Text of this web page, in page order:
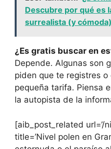
Descubre por qué es
surrealista (y
¿Es gratis buscar en
Depende. Algunas son
piden que te registres o
pequeña tarifa. Piensa
la autopista de la
[aib_post_related url=’/
title=’Nivel polen en